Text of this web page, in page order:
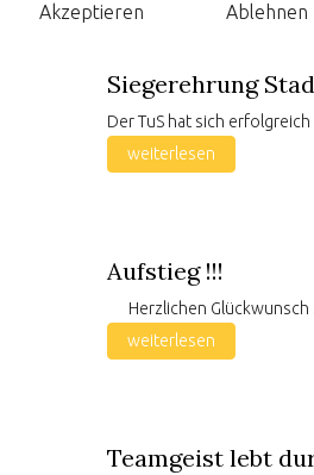
Siegerehrung
Der TuS hat sich
weiterlesen
Aufstieg !!!
Herzlichen Glückwunsch
weiterlesen
Teamgeist lebt
Akzeptieren Ablehnen